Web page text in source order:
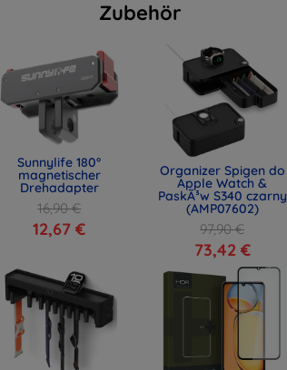
Zubehör
Sunnylife 180°
magnetischer
Drehadapter
16,90 €
12,67 €
Organizer Spigen do
Apple Watch &
PaskÃ³w S340 czarny
(AMP07602)
97,90 €
73,42 €